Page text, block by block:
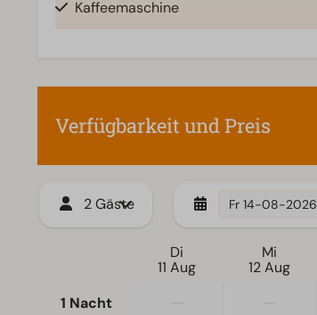
Kaffeemaschine
Fernseher
Verfügbarkeit und Preis
2 Gäste Fr 14-08-2026
Di
11 Aug
Mi
12 Aug
1 Nacht